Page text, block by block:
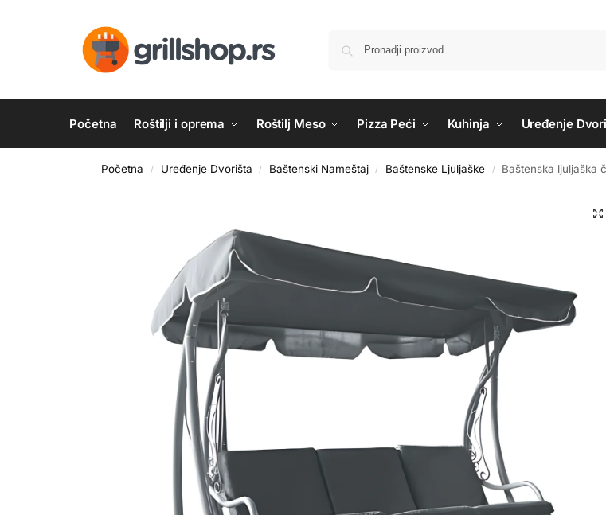
Početna Roštilji i oprema Roštilj Meso Pizza Peći Kuhinja Uređenje
Početna / Uređenje Dvorišta / Baštenski Nameštaj / Baštenske Ljuljaške / Baštenska ljuljaška